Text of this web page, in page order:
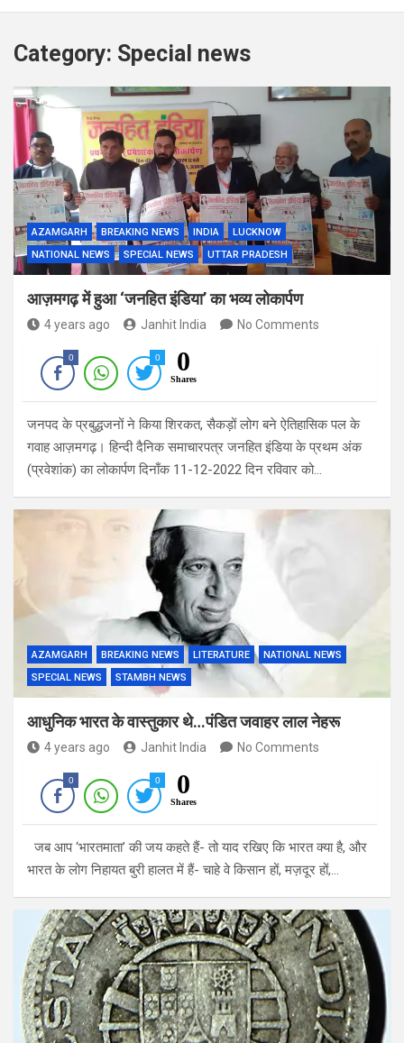
Category: Special news
AZAMGARH BREAKING NEWS INDIA
LUCKNOW
NATIONAL NEWS
SPECIAL NEWS UTTAR PRADESH
आज़मगढ़ में हुआ ‘जनहित इंडिया’ का भव्य लोकार्पण
4 years ago Janhit India No Comments
0 0 0
Shares
जनपद के प्रबुद्धजनों ने किया शिरकत, सैकड़ों लोग बने ऐतिहासिक पल के
गवाह आज़मगढ़। हिन्दी दैनिक समाचारपत्र जनहित इंडिया के प्रथम अंक
(प्रवेशांक) का लोकार्पण दिनाँक 11-12-2022 दिन रविवार को…
AZAMGARH BREAKING NEWS LITERATURE
NATIONAL NEWS
SPECIAL NEWS
STAMBH NEWS
आधुनिक भारत के वास्तुकार थे…पंडित जवाहर लाल नेहरू
4 years ago Janhit India No Comments
0 0 0
Shares
जब आप ‘भारतमाता’ की जय कहते हैं- तो याद रखिए कि भारत क्या है, और
भारत के लोग निहायत बुरी हालत में हैं- चाहे वे किसान हों, मज़दूर हों,…